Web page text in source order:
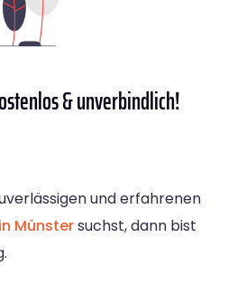
& unverbindlich!
und erfahrenen
Münstersuchst, dann bist